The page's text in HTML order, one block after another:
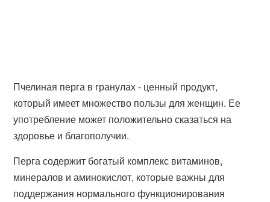
Пчелиная перга в гранулах - ценный продукт,
который имеет множество пользы для женщин. Ее
употребление может положительно сказаться на
здоровье и благополучии.
Перга содержит богатый комплекс витаминов,
минералов и аминокислот, которые важны для
поддержания нормального функционирования